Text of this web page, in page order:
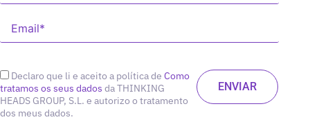
Declaro que li e aceito a política de Como
tratamos os seus dados da THINKING
HEADS GROUP, S.L. e autorizo o tratamento
dos meus dados.